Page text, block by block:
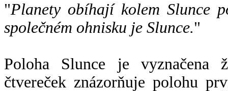
"Planety obíhají kolem Slunce
společném ohnisku je Slunce."
Poloha Slunce je vyznačena
čtvereček znázorňuje polohu